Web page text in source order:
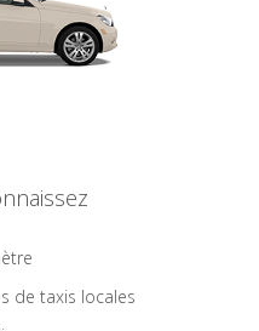
de taxis locales